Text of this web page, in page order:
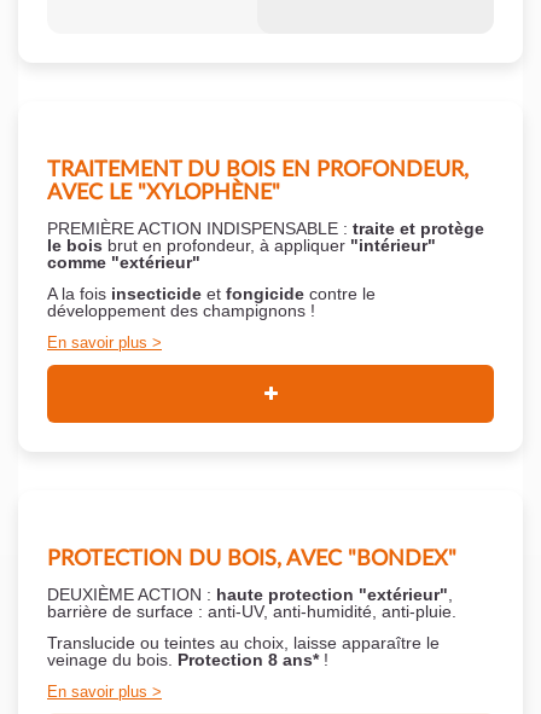
TRAITEMENT DU BOIS EN PROFONDEUR,
AVEC LE "XYLOPHÈNE"
PREMIÈRE ACTION INDISPENSABLE : traite et protège
le bois brut en profondeur, à appliquer "intérieur"
comme "extérieur"
A la fois insecticide et fongicide contre le
développement des champignons !
En savoir plus
PROTECTION DU BOIS, AVEC "BONDEX"
DEUXIÈME ACTION : haute protection "extérieur"
barrière de surface : anti-UV, anti-humidité, anti-pluie.
Translucide ou teintes au choix, laisse apparaître le
veinage du bois. Protection 8 ans*!
En savoir plus